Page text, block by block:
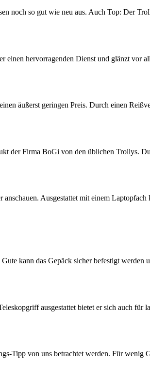
noch so gut wie neu aus. Auch Top: Der
hervorragenden Dienst und glänzt vor
äußerst geringen Preis. Durch einen
der Firma BoGi von den üblichen Trollys.
Ausgestattet mit einem Laptopfach
kann das Gepäck sicher befestigt werden
ausgestattet bietet er sich auch für
Tipp von uns betrachtet werden. Für wenig